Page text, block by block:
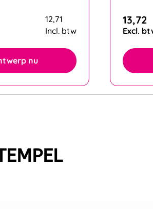
12,71
Incl. btw
nu
13,72
Excl.